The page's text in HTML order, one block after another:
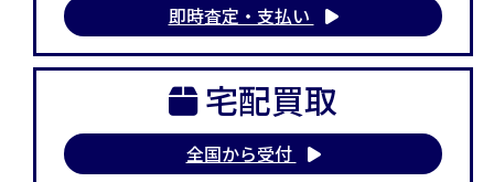
即時査定・支払い
宅配買取
全国から受付